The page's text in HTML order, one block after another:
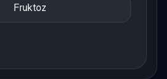
Fruktoz